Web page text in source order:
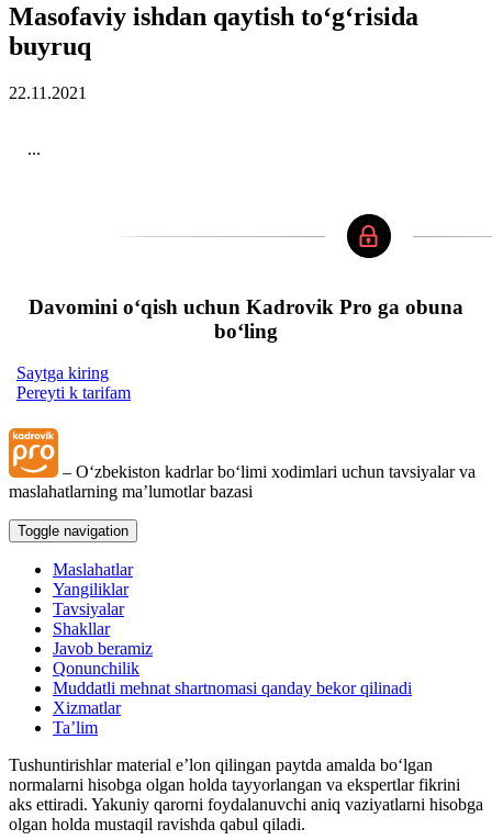
Masofaviy ishdan qaytish toʻgʻrisida
buyruq
22.11.2021
...
Davomini oʻqish uchun Kadrovik Pro ga obuna
boʻling
Saytga kiring
Pereyti k tarifam
– Oʻzbekiston kadrlar boʻlimi хodimlari uchun tavsiyalar va
maslahatlarning ma’lumotlar bazasi
Toggle navigation
Maslahatlar
Yangiliklar
Tavsiyalar
Shakllar
Javob beramiz
Qonunchilik
Muddatli mehnat shartnomasi qanday bekor qilinadi
Xizmatlar
Ta’lim
Tushuntirishlar material e’lon qilingan paytda amalda boʻlgan
normalarni hisobga olgan holda tayyorlangan va ekspertlar fikrini
aks ettiradi. Yakuniy qarorni foydalanuvchi aniq vaziyatlarni hisobga
olgan holda mustaqil ravishda qabul qiladi.